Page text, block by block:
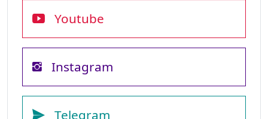
Youtube
Instagram
Telegram